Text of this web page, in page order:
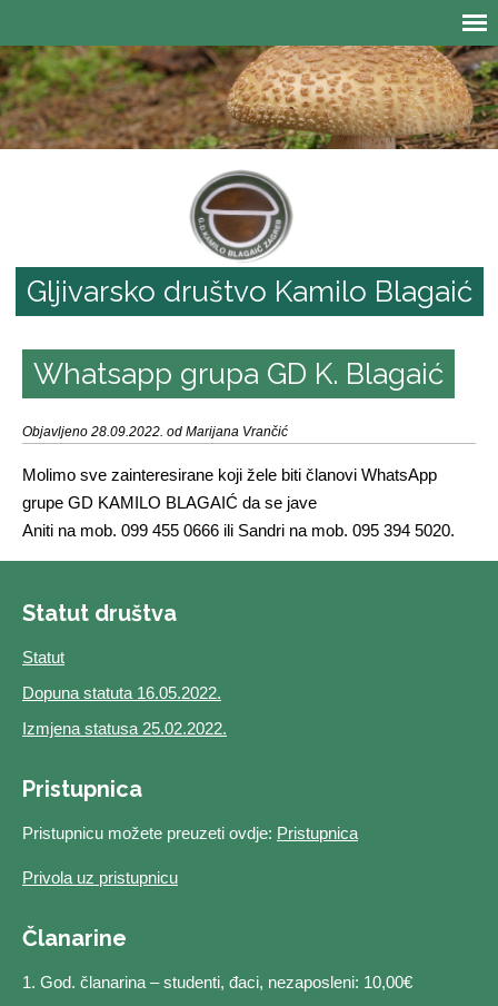
Gljivarsko društvo Kamilo Blagaić
Whatsapp grupa GD K. Blagaić
Objavljeno 28.09.2022. od Marijana Vrančić
Molimo sve zainteresirane koji žele biti članovi WhatsApp
grupe GD KAMILO BLAGAIĆ da se jave
Aniti na mob. 099 455 0666 ili Sandri na mob. 095 394 5020.
Statut društva
Statut
Dopuna statuta 16.05.2022.
Izmjena statusa 25.02.2022.
Pristupnica
Pristupnicu možete preuzeti ovdje: Pristupnica
Privola uz pristupnicu
Članarine
1. God. članarina – studenti, đaci, nezaposleni: 10,00€